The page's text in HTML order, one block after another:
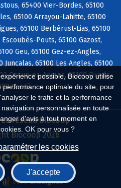
possible, Biocoop utilise
optimale du site, pour
le trafic et la performance
personnalisée en toute
d'avis à tout moment en
OK pour vous ?
les cookies
J'accepte
65400 Vier-Bordes, 65100
65100 Arrayou-Lahitte, 65100
65100 Berbérust-Lias, 65100
Pouts, 65100 Gazost,
Geu, 65100 Gez-ez-Angles,
Juncalas, 65100 Les Angles, 65100
Ossun-ez-Angles, 65100 Ourdis-
Ousté
Le réseau Biocoop
Biocoop 2026